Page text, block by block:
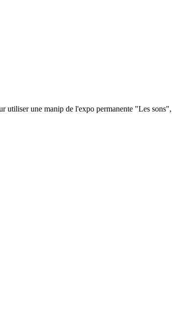
utiliser une manip de l'expo permanente "Les